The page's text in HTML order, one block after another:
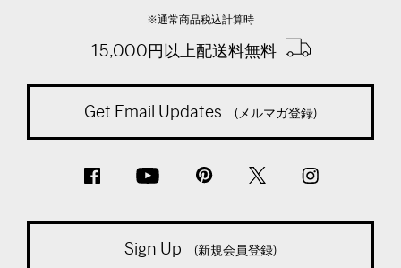
※通常商品税込計算時
15,000円以上配送料無料
Get Email Updates (メルマガ登録)
Sign Up (新規会員登録)